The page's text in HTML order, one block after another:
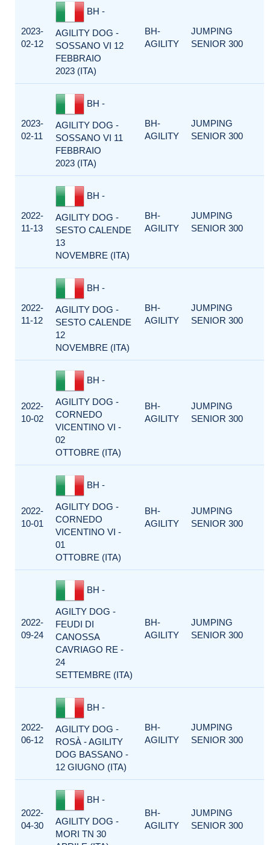
2023-
02-12
BH -
AGILITY DOG -
SOSSANO VI 12
FEBBRAIO
2023 (ITA)
BH-
AGILITY
JUMPING
SENIOR 300
2023-
02-11
BH -
AGILITY DOG -
SOSSANO VI 11
FEBBRAIO
2023 (ITA)
BH-
AGILITY
JUMPING
SENIOR 300
2022-
11-13
BH -
AGILITY DOG -
SESTO CALENDE
13
NOVEMBRE (ITA)
BH-
AGILITY
JUMPING
SENIOR 300
2022-
11-12
BH -
AGILITY DOG -
SESTO CALENDE
12
NOVEMBRE (ITA)
BH-
AGILITY
JUMPING
SENIOR 300
2022-
10-02
BH -
AGILITY DOG -
CORNEDO
VICENTINO VI -
02
OTTOBRE (ITA)
BH-
AGILITY
JUMPING
SENIOR 300
2022-
10-01
BH -
AGILITY DOG -
CORNEDO
VICENTINO VI -
01
OTTOBRE (ITA)
BH-
AGILITY
JUMPING
SENIOR 300
2022-
09-24
BH -
AGILTY DOG -
FEUDI DI
CANOSSA
CAVRIAGO RE -
24
SETTEMBRE (ITA)
BH-
AGILITY
JUMPING
SENIOR 300
2022-
06-12
BH -
AGILITY DOG -
ROSÀ - AGILITY
DOG BASSANO -
12 GIUGNO (ITA)
BH-
AGILITY
JUMPING
SENIOR 300
2022-
04-30
BH -
AGILITY DOG -
MORI TN 30
BH-
AGILITY
JUMPING
SENIOR 300